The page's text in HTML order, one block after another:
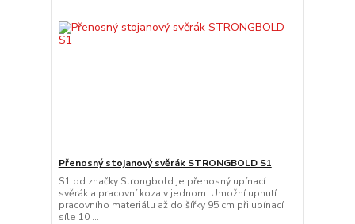
Přenosný stojanový svěrák STRONGBOLD S1
S1 od značky Strongbold je přenosný upínací
svěrák a pracovní koza v jednom. Umožní upnutí
pracovního materiálu až do šířky 95 cm při upínací
síle 10 ...